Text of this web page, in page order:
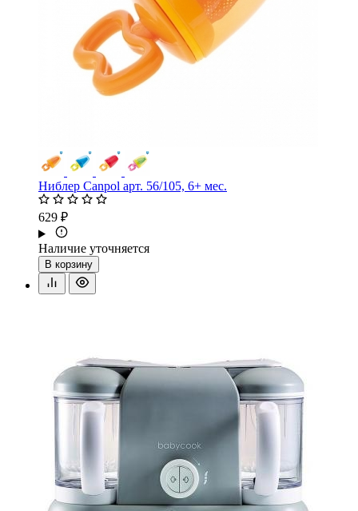
Ниблер Canpol арт. 56/105, 6+ мес.
629 ₽
Наличие уточняется
В корзину